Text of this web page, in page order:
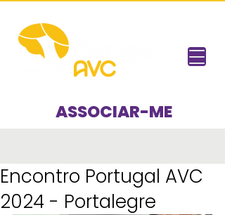
ASSOCIAR-ME
Encontro Portugal AVC
2024 - Portalegre